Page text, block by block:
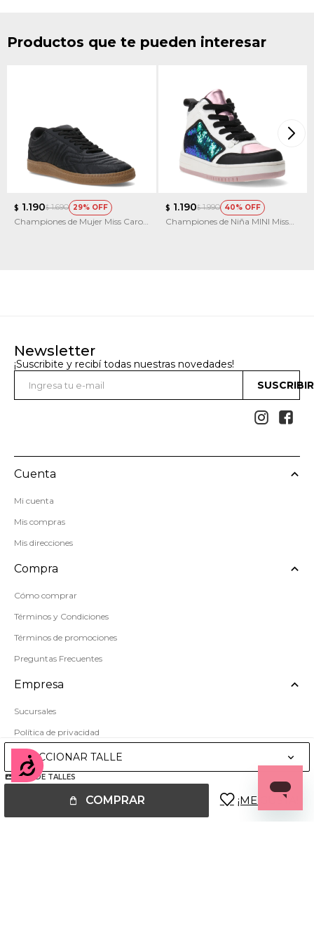
Accesibilidad
SELECCIONAR TALLE
GUÍA DE TALLES
COMPRAR
Productos que te pueden interesar
$ 1.190$ 1.690 29
Championes de Mujer Miss Carol
$ 1.190$ 1.990 40
Championes de Niña MINI Miss
Newsletter
¡Suscribite y recibí todas nuestras novedades!
 
Cuenta
Mi cuenta
Mis compras
Mis direcciones
Compra
Cómo comprar
Términos y Condiciones
Términos de promociones
Preguntas Frecuentes
Empresa
Sucursales
Política de privacidad
Mapa del sitio